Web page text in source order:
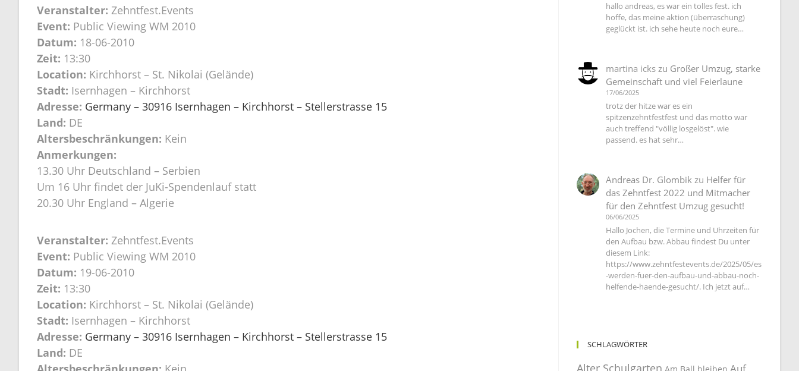
Veranstalter: Zehntfest.Events
Event: Public Viewing WM 2010
Datum: 18-06-2010
Zeit: 13:30
Location: Kirchhorst – St. Nikolai (Gelände)
Stadt: Isernhagen – Kirchhorst
Adresse: Germany – 30916 Isernhagen – Kirchhorst – Stellerstrasse 15
Land: DE
Altersbeschränkungen: Kein
Anmerkungen:
13.30 Uhr Deutschland – Serbien
Um 16 Uhr findet der JuKi-Spendenlauf statt
20.30 Uhr England – Algerie
Veranstalter: Zehntfest.Events
Event: Public Viewing WM 2010
Datum: 19-06-2010
Zeit: 13:30
Location: Kirchhorst – St. Nikolai (Gelände)
Stadt: Isernhagen – Kirchhorst
Adresse: Germany – 30916 Isernhagen – Kirchhorst – Stellerstrasse 15
Land: DE
hallo andreas, es war ein tolles fest. ich
hoffe, das meine aktion (überraschung)
geglückt ist. ich sehe heute noch eure…
martina icks zu Großer Umzug, starke
Gemeinschaft und viel Feierlaune
17/06/2025
trotz der hitze war es ein
spitzenzehntfestfest und das motto war
auch treffend "völlig losgelöst". wie
passend. es hat sehr…
Andreas Dr. Glombik zu Helfer für
das Zehntfest 2022 und Mitmacher
für den Zehntfest Umzug gesucht!
06/06/2025
Hallo Jochen, die Termine und Uhrzeiten für
den Aufbau bzw. Abbau findest Du unter
diesem Link:
https://www.zehntfestevents.de/2025/05/es
-werden-fuer-den-aufbau-und-abbau-noch-
helfende-haende-gesucht/. Ich jetzt auf…
SCHLAGWÖRTER
Alter Schulgarten Am Ball bleiben Auf